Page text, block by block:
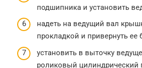
подшипника и установить
надеть на ведущий вал
прокладкой и привернуть ее
установить в выточку
роликовый цилиндрический